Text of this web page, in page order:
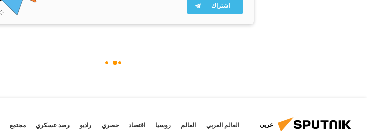
اشتراك
عربي العالم العربي العالم روسيا اقتصاد حصري راديو رصد عسكري مجتمع